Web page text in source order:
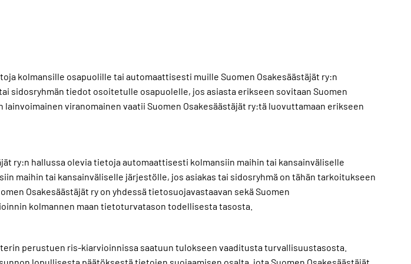
kolmansille osapuolille tai automaattisesti muille Suomen Osakesäästäjät ry:n
sidosryhmän tiedot osoitetulle osapuolelle, jos asiasta erikseen sovitaan Suomen
viranomainen vaatii Suomen Osakesäästäjät ry:tä luovuttamaan erikseen
ry:n hallussa olevia tietoja automaattisesti kolmansiin maihin tai kansainväliselle
maihin tai kansainväliselle järjestölle, jos asiakas tai sidosryhmä on tähän tarkoitukseen
Osakesäästäjät ry on yhdessä tietosuojavastaavan sekä Suomen
kolmannen maan tietoturvatason todellisesta tasosta.
perustuen ris-kiarvioinnissa saatuun tulokseen vaaditusta turvallisuustasosta.